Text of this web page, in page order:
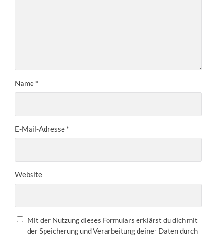
Name *
E-Mail-Adresse *
Website
Mit der Nutzung dieses Formulars erklärst du dich mit
der Speicherung und Verarbeitung deiner Daten durch